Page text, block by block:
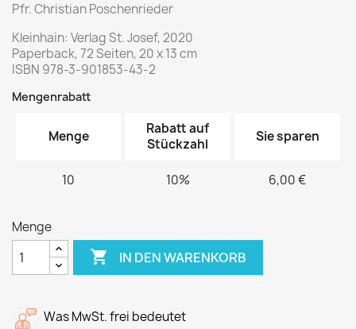
Pfr. Christian Poschenrieder
Kleinhain: Verlag St. Josef, 2020
Paperback, 72 Seiten, 20 x 13 cm
ISBN 978-3-901853-43-2
Mengenrabatt
Menge
Rabatt auf
Stückzahl
Sie sparen
10 10% 6,00 €
Menge
 IN DEN WARENKORB
Was MwSt. frei bedeutet